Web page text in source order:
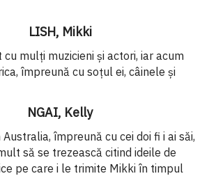
LISH, Mikki
mulți muzicieni și actori, iar acum
împreună cu soțul ei, câinele și
NGAI, Kelly
împreună cu cei doi fi i ai săi,
să se trezească citind ideile de
pe care i le trimite Mikki în timpul